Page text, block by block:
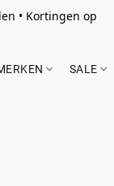
• Kortingen op
SALE